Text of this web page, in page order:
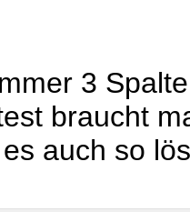
3
braucht
auch so